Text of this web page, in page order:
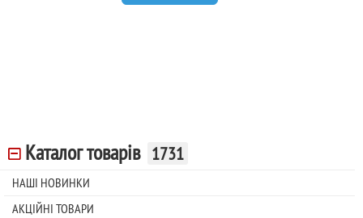
Каталог товарів 1731
НАШІ НОВИНКИ
АКЦІЙНІ ТОВАРИ